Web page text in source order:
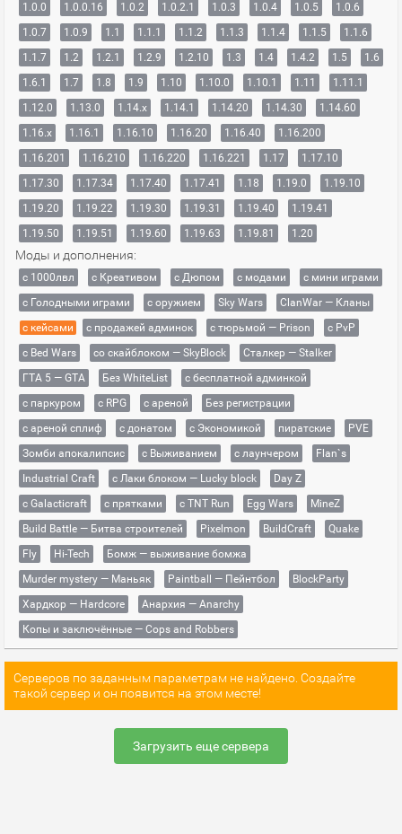
1.0.0
1.0.0.16 1.0.2 1.0.2.1 1.0.3 1.0.4 1.0.5
1.0.6
1.0.7
1.0.9 1.1 1.1.1 1.1.2 1.1.3 1.1.4 1.1.5
1.1.6
1.1.7
1.2 1.2.1 1.2.9 1.2.10 1.3 1.4 1.4.2 1.5
1.6
1.6.1
1.7 1.8 1.9 1.10 1.10.0 1.10.1 1.11
1.11.1
1.12.0
1.13.0 1.14.x 1.14.1 1.14.20 1.14.30
1.14.60
1.16.x
1.16.1 1.16.10 1.16.20 1.16.40
1.16.200
1.16.201
1.16.210 1.16.220 1.16.221 1.17
1.17.10
1.17.30
1.17.34 1.17.40 1.17.41 1.18 1.19.0
1.19.10
1.19.20
1.19.22 1.19.30 1.19.31 1.19.40
1.19.41
1.19.50
1.19.51 1.19.60 1.19.63 1.19.81 1.20
Моды и дополнения:
с 1000лвл c Креативом с Дюпом с модами
с мини играми
с Голодными играми
с оружием Sky Wars
ClanWar — Кланы
с кейсами
с продажей админок с тюрьмой — Prison
с PvP
с Bed Wars
со скайблоком — SkyBlock
Сталкер — Stalker
ГТА 5 — GTA
Без WhiteList
с бесплатной админкой
с паркуром
с RPG с ареной
Без регистрации
с ареной сплиф
с донатом с Экономикой пиратские
PVE
Зомби апокалипсис
с Выживанием с лаунчером
Flan`s
Industrial Craft
с Лаки блоком — Lucky block
Day Z
с Galacticraft
с прятками с TNT Run Egg Wars
MineZ
Build Battle — Битва строителей
Pixelmon BuildCraft
Quake
Fly
Hi-Tech
Бомж — выживание бомжа
Murder mystery — Маньяк
Paintball — Пейнтбол
BlockParty
Хардкор — Hardcore
Анархия — Anarchy
Копы и заключённые — Cops and Robbers
Серверов по заданным параметрам не найдено. Создайте
такой сервер и он появится на этом месте!
Загрузить еще сервера